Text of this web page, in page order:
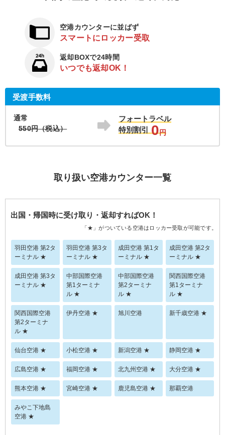
空港カウンターに並ばず
スマートにロッカー受取
返却BOXで24時間
いつでも返却OK！
受渡手数料
通常
550円（税込）
フォートラベル
特別割引
0円
取り扱い空港カウンター一覧
出国・帰国時に受け取り・返却すればOK！
「★」がついている空港はロッカー受取が可能です。
羽田空港 第2タ
ーミナル ★
羽田空港 第3タ
ーミナル ★
成田空港 第1タ
ーミナル ★
成田空港 第2タ
ーミナル ★
成田空港 第3タ
ーミナル ★
中部国際空港
第1ターミナ
ル ★
中部国際空港
第2ターミナ
ル ★
関西国際空港
第1ターミナ
ル ★
関西国際空港
第2ターミナ
ル ★
伊丹空港 ★ 旭川空港 新千歳空港 ★
仙台空港 ★ 小松空港 ★ 新潟空港 ★ 静岡空港 ★
広島空港 ★ 福岡空港 ★ 北九州空港 ★ 大分空港 ★
熊本空港 ★ 宮崎空港 ★ 鹿児島空港 ★ 那覇空港
みやこ下地島
空港 ★